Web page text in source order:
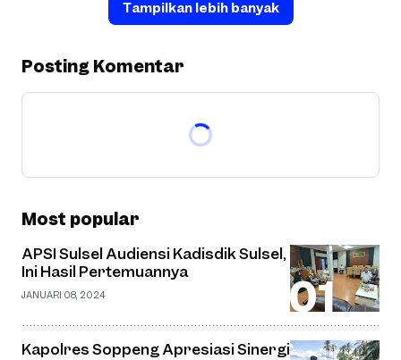
Tampilkan lebih banyak
Posting Komentar
Most popular
APSI Sulsel Audiensi Kadisdik Sulsel,
Ini Hasil Pertemuannya
JANUARI 08, 2024
Kapolres Soppeng Apresiasi Sinergi